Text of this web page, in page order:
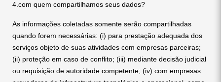
4.com quem compartilhamos seus dados?
As informações coletadas somente serão compartilhadas
quando forem necessárias: (i) para prestação adequada dos
serviços objeto de suas atividades com empresas parceiras;
(ii) proteção em caso de conflito; (iii) mediante decisão judicial
ou requisição de autoridade competente; (iv) com empresas